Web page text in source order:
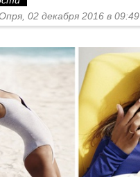
02 декабря 2016 в 09:49